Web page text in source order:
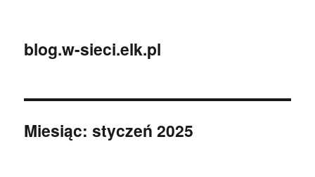
blog.w-sieci.elk.pl
Miesiąc:styczeń 2025